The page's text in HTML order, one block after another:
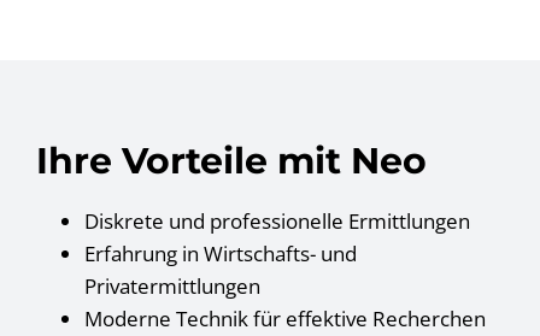
Ihre Vorteile mit Neo
Diskrete und professionelle Ermittlungen
Erfahrung in Wirtschafts- und
Privatermittlungen
Moderne Technik für effektive Recherchen